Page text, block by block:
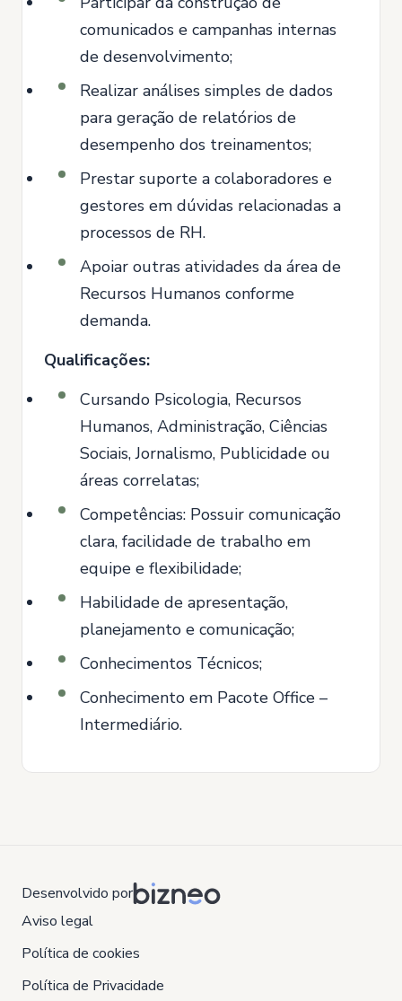
comunicados e campanhas internas
de desenvolvimento;
Realizar análises simples de dados
para geração de relatórios de
desempenho dos treinamentos;
Prestar suporte a colaboradores e
gestores em dúvidas relacionadas a
processos de RH.
Apoiar outras atividades da área de
Recursos Humanos conforme
demanda.
Qualificações:
Cursando Psicologia, Recursos
Humanos, Administração, Ciências
Sociais, Jornalismo, Publicidade ou
áreas correlatas;
Competências: Possuir comunicação
clara, facilidade de trabalho em
equipe e flexibilidade;
Habilidade de apresentação,
planejamento e comunicação;
Conhecimentos Técnicos;
Conhecimento em Pacote Office –
Intermediário.
Desenvolvido por
Aviso legal
Política de cookies
Política de Privacidade